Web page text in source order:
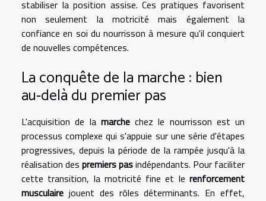
stabiliser la position assise. Ces pratiques favorisent
non seulement la motricité mais également la
confiance en soi du nourrisson à mesure qu'il conquiert
de nouvelles compétences.
La conquête de la marche : bien
au-delà du premier pas
L'acquisition de la marchechez le nourrisson est un
processus complexe qui s'appuie sur une série d'étapes
progressives, depuis la période de la rampée jusqu'à la
réalisation des premiers pasindépendants. Pour faciliter
cette transition, la motricité fine et le renforcement
musculaire jouent des rôles déterminants. En effet,